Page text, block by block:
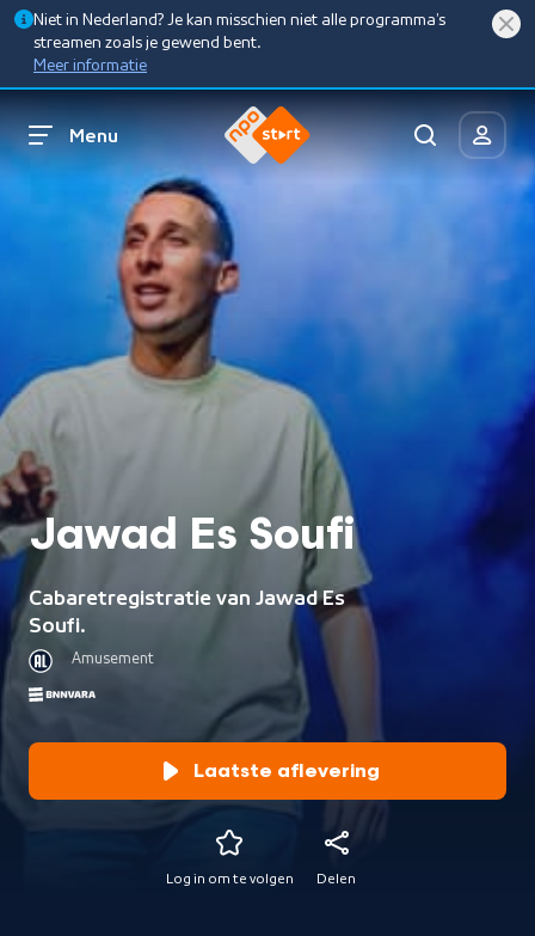
Niet in Nederland? Je kan misschien niet alle programma’s
streamen zoals je gewend bent.
Meer informatie
Menu
Jawad Es Soufi
Cabaretregistratie van Jawad Es
Soufi.
Amusement
Laatste aflevering
Log in om te volgen Delen